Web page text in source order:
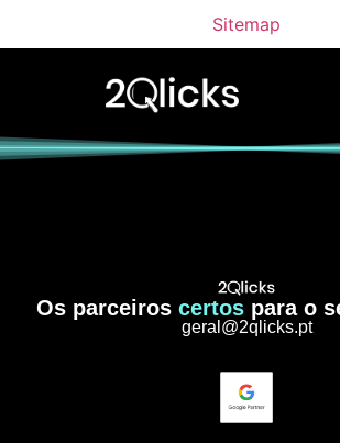
Sitemap
Os parceiros certospara o
geral@2qlicks.pt